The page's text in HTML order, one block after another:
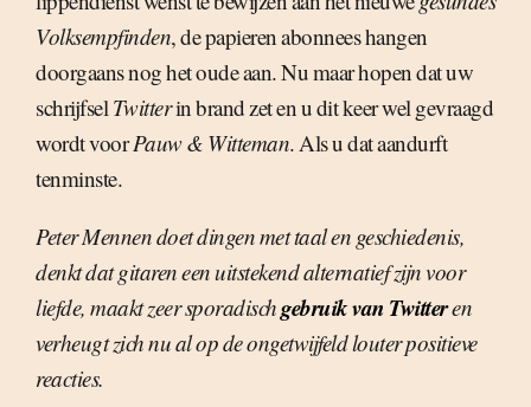
Volksempfinden, de papieren abonnees hangen
doorgaans nog het oude aan. Nu maar hopen dat uw
schrijfselTwitterin brand zet en u dit keer wel gevraagd
wordt voorPauw & Witteman. Als u dat aandurft
tenminste.
Peter Mennen doet dingen met taal en geschiedenis,
denkt dat gitaren een uitstekend alternatief zijn voor
liefde, maakt zeer sporadischgebruik van Twitteren
verheugt zich nu al op de ongetwijfeld louter positieve
reacties.